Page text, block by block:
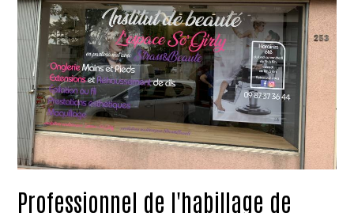
Professionnel de l'habillage de